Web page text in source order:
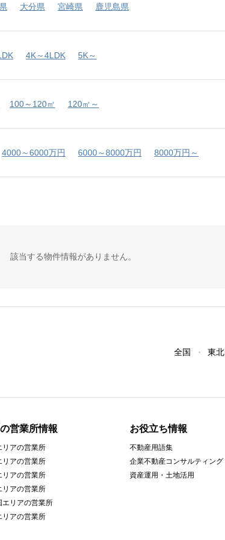
大分県 宮崎県 鹿児島県
4K～4LDK 5K～
100～120㎡ 120㎡～
4000～6000万円 6000～8000万円 8000万円～
該当する物件情報がありません。
全国 東北
営業所情報
リアの営業所
リアの営業所
リアの営業所
リアの営業所
エリアの営業所
リアの営業所
お役立ち情報
不動産用語集
企業不動産コンサルティング
資産運用・土地活用